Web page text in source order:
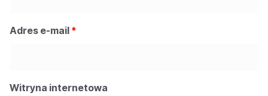
Adres e-mail *
Witryna internetowa